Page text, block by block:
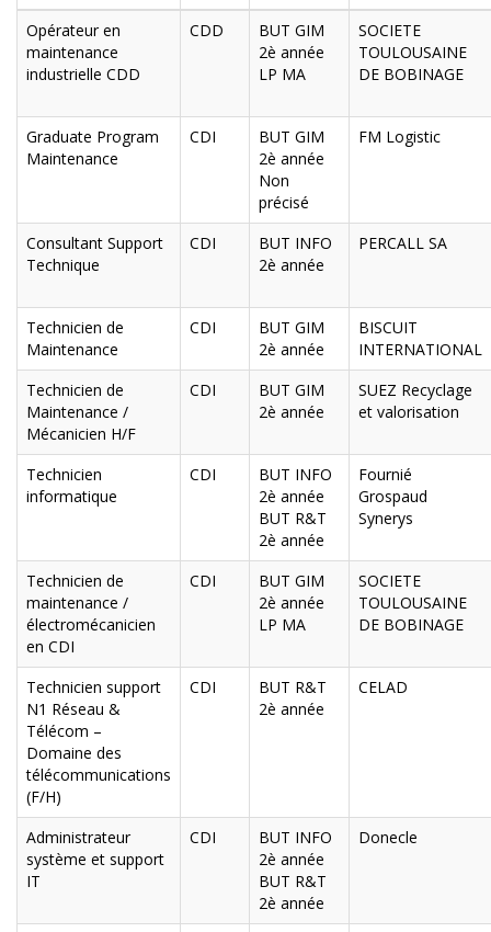
Opérateur en
maintenance
industrielle CDD
CDD
BUT GIM
2è année
LP MA
SOCIETE
TOULOUSAINE
DE BOBINAGE
Graduate Program
Maintenance
CDI
BUT GIM
2è année
Non
précisé
FM Logistic
Consultant Support
Technique
CDI
BUT INFO
2è année
PERCALL SA
Technicien de
Maintenance
CDI
BUT GIM
2è année
BISCUIT
INTERNATIONAL
Technicien de
Maintenance /
Mécanicien H/F
CDI
BUT GIM
2è année
SUEZ Recyclage
et valorisation
Technicien
informatique
CDI
BUT INFO
2è année
BUT R&T
2è année
Fournié
Grospaud
Synerys
Technicien de
maintenance /
électromécanicien
en CDI
CDI
BUT GIM
2è année
LP MA
SOCIETE
TOULOUSAINE
DE BOBINAGE
Technicien support
N1 Réseau &
Télécom –
Domaine des
télécommunications
(F/H)
CDI
BUT R&T
2è année
CELAD
Administrateur
système et support
IT
CDI
BUT INFO
2è année
BUT R&T
2è année
Donecle